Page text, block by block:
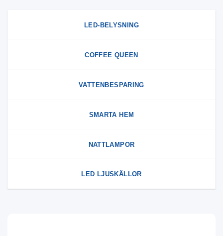
LED-BELYSNING
COFFEE QUEEN
VATTENBESPARING
SMARTA HEM
NATTLAMPOR
LED LJUSKÄLLOR